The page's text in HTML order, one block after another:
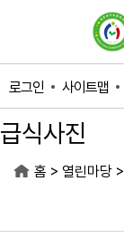
로그인 사이트맵
급식사진
홈 > 열린마당 >